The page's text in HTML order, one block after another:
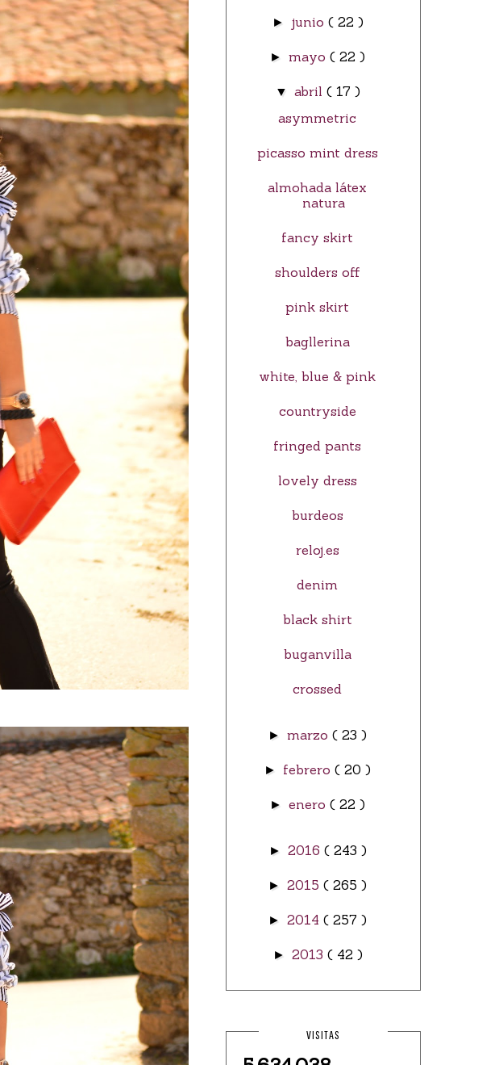
► junio ( 22 )
►mayo( 22 )
▼ abril ( 17 )
asymmetric
picasso mint dress
almohada látex
natura
fancy skirt
shoulders off
pink skirt
bagllerina
white, blue & pink
countryside
fringed pants
lovely dress
burdeos
reloj.es
denim
black shirt
buganvilla
crossed
►marzo( 23 )
► febrero( 20 )
►enero( 22 )
► 2016 ( 243 )
►2015( 265 )
►2014( 257 )
► 2013 ( 42 )
VISITAS